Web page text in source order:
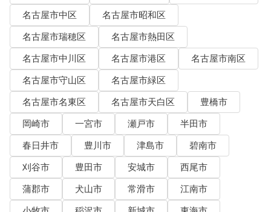
名古屋市中区
名古屋市昭和区
名古屋市瑞穂区
名古屋市熱田区
名古屋市中川区
名古屋市港区
名古屋市南区
名古屋市守山区
名古屋市緑区
名古屋市名東区
名古屋市天白区
豊橋市
岡崎市
一宮市 瀬戸市
半田市
春日井市
豊川市 津島市
碧南市
刈谷市
豊田市 安城市
西尾市
蒲郡市
犬山市 常滑市
江南市